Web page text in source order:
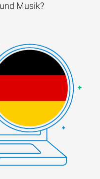
Musik?